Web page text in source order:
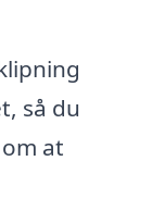
så du
at